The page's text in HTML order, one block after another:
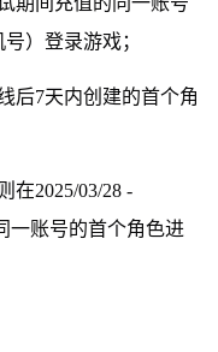
）登录游戏；
后7天内创建的首个角
在2025/03/28 -
一账号的首个角色进